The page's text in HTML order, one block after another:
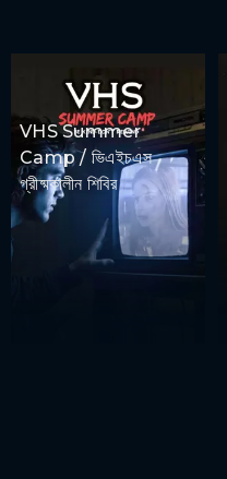
VHS Summer
Camp / ভিএইচএস
গ্রীষ্মকালীন শিবির